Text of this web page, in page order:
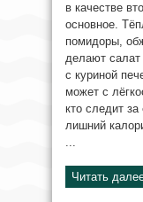
в качестве
основное.
помидоры,
делают
с куриной
может с
кто следит
лишний
...
Читать